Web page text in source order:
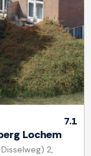
7.1
Lochem
2,